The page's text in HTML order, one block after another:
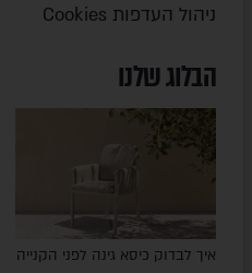
ניהול העדפות Cookies
הבלוג שלנו
איך לבדוק כיסא גינה לפני הקנייה